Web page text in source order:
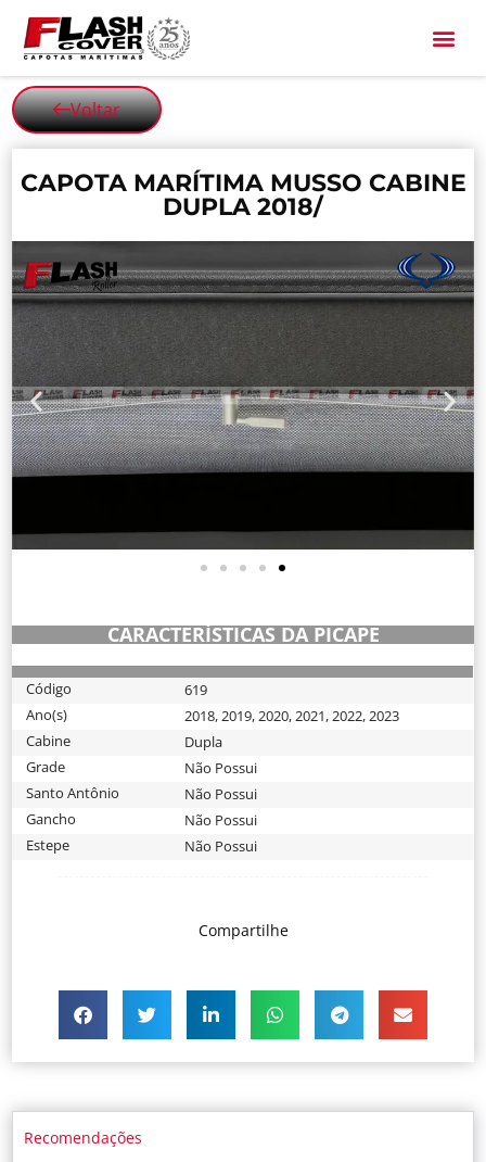
Voltar
CAPOTA MARÍTIMA MUSSO CABINE
DUPLA 2018/
CARACTERÍSTICAS DA PICAPE
Código
619
Ano(s)
2018,2019,2020,2021,2022,2023
Cabine
Dupla
Grade
Não Possui
Santo Antônio
Não Possui
Gancho
Não Possui
Estepe
Não Possui
Compartilhe
Recomendações